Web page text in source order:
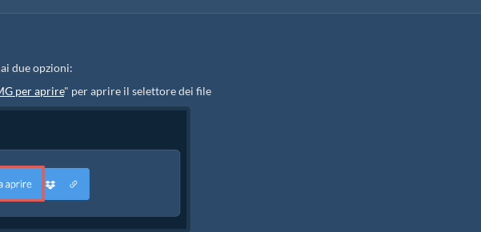
due opzioni:
per aprire" per aprire il selettore dei file